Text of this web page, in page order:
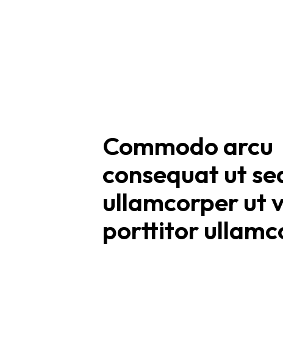
Commodo arcu
consequat ut
ullamcorper ut
porttitor